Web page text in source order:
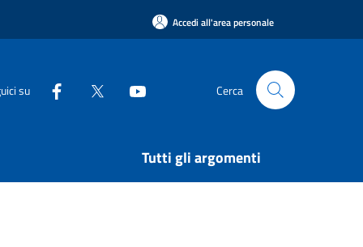
Accedi all'area personale
su Cerca
Tutti gli argomenti